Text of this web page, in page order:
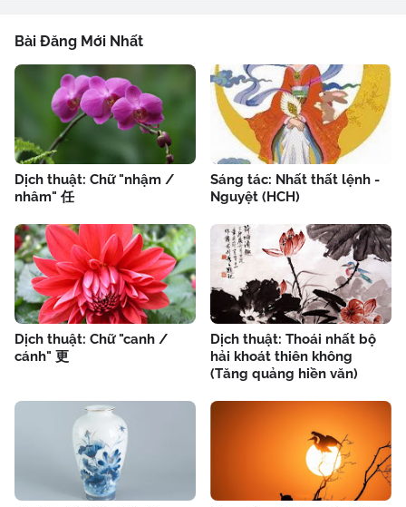
Bài Đăng Mới Nhất
Dịch thuật: Chữ "nhậm /
nhâm" 任
Sáng tác: Nhất thất lệnh -
Nguyệt (HCH)
Dịch thuật: Chữ "canh /
cánh" 更
Dịch thuật: Thoái nhất bộ
hải khoát thiên không
(Tăng quảng hiền văn)